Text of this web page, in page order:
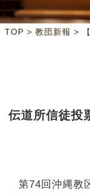
TOP > 教団新報 >
伝道所信徒投
第74回沖縄教